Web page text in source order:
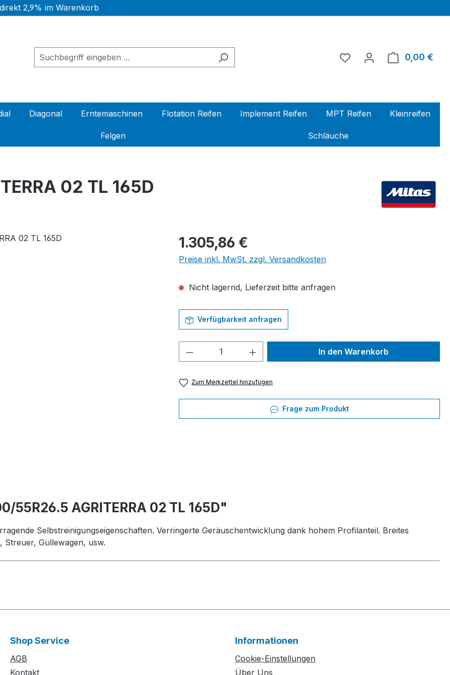
2,9% im Warenkorb
0,00 €
Diagonal Erntemaschinen Flotation Reifen Implement Reifen MPT Reifen Kleinreifen
Felgen Schläuche
02 TL 165D
Regulärer Preis:
1.305,86 €
Preise inkl. MwSt. zzgl. Versandkosten
Nicht lagernd, Lieferzeit bitte anfragen
Verfügbarkeit anfragen
Produkt Anzahl: Gib den gewünschten Wert
In den Warenkorb
Zum Merkzettel hinzufügen
Frage zum Produkt
AGRITERRA 02 TL 165D"
Selbstreinigungseigenschaften. Verringerte Geräuschentwicklung dank hohem Profilanteil. Breites
Streuer, Güllewagen, usw.
Shop Service
AGB
Kontakt
Informationen
Cookie-Einstellungen
Über Uns